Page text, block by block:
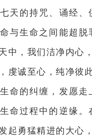
天的持咒、诵经
与生命之间能超
中，我们洁净内心
虔诚至心，纯净彼
命的纠缠，发愿
命过程中的逆缘
起勇猛精进的大心